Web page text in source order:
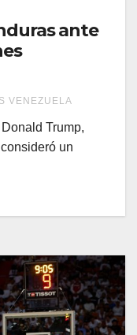
ante
VENEZUELA
Trump,
un